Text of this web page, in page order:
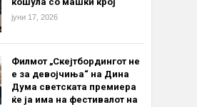
јуни 17, 2026
Филмот „Скејтбордингот не
е за девојчиња“ на Дина
Дума светската премиера
ќе ја има на фестивалот на